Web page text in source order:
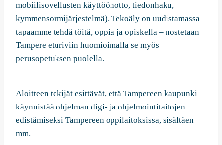
mobiilisovellusten käyttöönotto, tiedonhaku,
kymmensormijärjestelmä). Tekoäly on uudistamassa
tapaamme tehdä töitä, oppia ja opiskella – nostetaan
Tampere eturiviin huomioimalla se myös
perusopetuksen puolella.
Aloitteen tekijät esittävät, että Tampereen kaupunki
käynnistää ohjelman digi- ja ohjelmointitaitojen
edistämiseksi Tampereen oppilaitoksissa, sisältäen
mm.